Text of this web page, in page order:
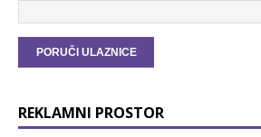
REKLAMNI PROSTOR